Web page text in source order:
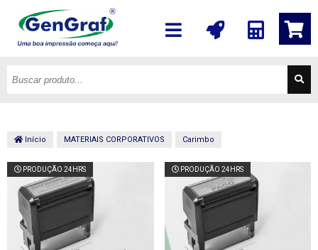
Início MATERIAIS CORPORATIVOS Carimbo
PRODUÇÃO 24HRS PRODUÇÃO 24HRS